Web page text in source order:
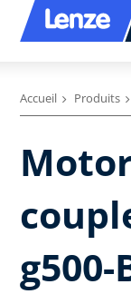
Accueil Produits
g500-